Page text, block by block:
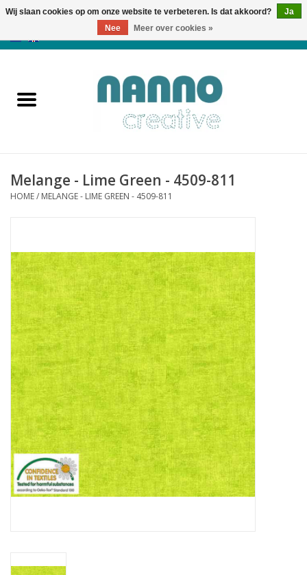
Producten
Nieuws
Koopjeshoek
Laatste Kans
Cadeaubonnen
Nanno Blog
Merken
Beloningen
Melange - Lime Green - 4509-811
HOME/ MELANGE - LIME GREEN - 4509-811
Wij slaan cookies op om onze website te verbeteren. Is dat akkoord?
Ja
Nee
Meer over cookies »